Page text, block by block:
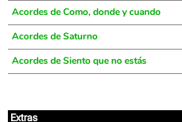
Acordes de Como, donde y cuando
Acordes de Saturno
Acordes de Siento que no estás
Extras